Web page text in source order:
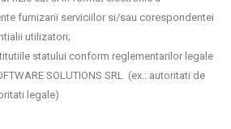
furnizarii serviciilor si/sau corespondentei
utilizatori;
statului conform reglementarilor legale
SOLUTIONS SRL (ex.: autoritati de
legale)